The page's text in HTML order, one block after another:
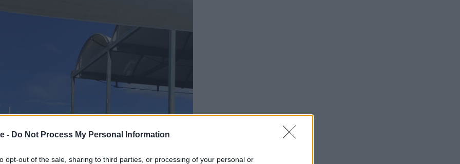
- Do Not Process My Personal Information
opt-out of the sale, sharing to third parties, or processing of your personal or